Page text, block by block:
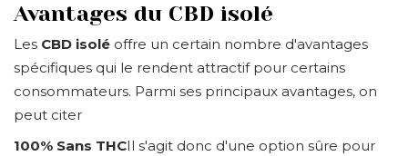
Avantages du CBD isolé
Les CBD isolé offre un certain nombre d'avantages
spécifiques qui le rendent attractif pour certains
consommateurs. Parmi ses principaux avantages, on
peut citer
100% Sans THCIl s'agit donc d'une option sûre pour